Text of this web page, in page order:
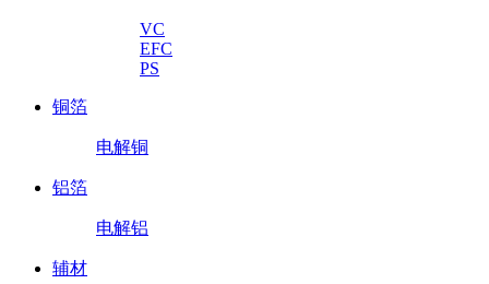
VC
EFC
PS
铜箔
电解铜
铝箔
电解铝
辅材